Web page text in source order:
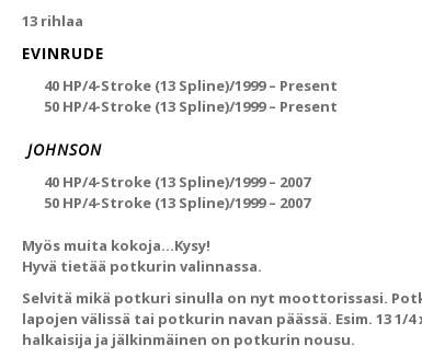
13 rihlaa
EVINRUDE
40 HP/4-Stroke (13 Spline)/1999 – Present
50 HP/4-Stroke (13 Spline)/1999 – Present
JOHNSON
40 HP/4-Stroke (13 Spline)/1999 – 2007
50 HP/4-Stroke (13 Spline)/1999 – 2007
Myös muita kokoja…Kysy!
Hyvä tietää potkurin valinnassa.
Selvitä mikä potkuri sinulla on nyt moottorissasi.
lapojen välissä tai potkurin navan päässä. Esim. 13 1/
halkaisija ja jälkinmäinen on potkurin nousu.